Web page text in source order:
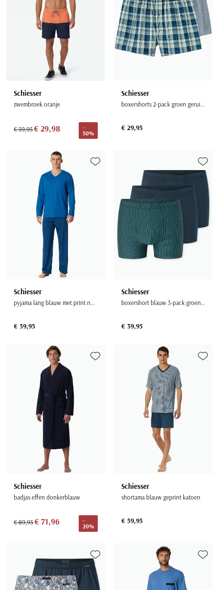
Schiesser
zwembroek oranje
€ 59,95€ 29,98
-
50%
Schiesser
boxershorts 2-pack groen geruit katoen
€ 29,95
Schiesser
pyjama lang blauw met print normale fit
€ 59,95
Toevoegen aan favorieten
Schiesser
boxershort blauw 3-pack groen strepen
€ 39,95
Schiesser
badjas effen donkerblauw
€ 89,95€ 71,96
-
20%
Toevoegen aan favorieten
Schiesser
shortama blauw geprint katoen
€ 59,95
Toevoegen aan favorieten